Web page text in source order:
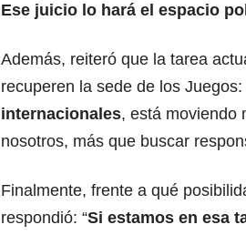
Ese juicio lo hará el espacio
Además, reiteró que la tarea
recuperen la sede de los Juegos:
internacionales, está moviendo
nosotros, más que buscar
Finalmente, frente a qué
respondió: “Si estamos en esa